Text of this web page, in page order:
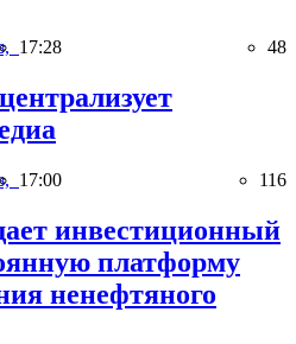
17:28 48
17:00 116
инвестиционный
платформу
ненефтяного